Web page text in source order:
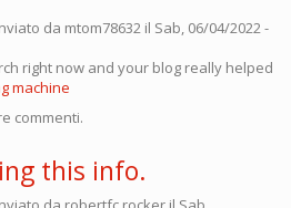
da mtom78632 il Sab, 06/04/2022 -
right now and your blog really helped
machine
commenti.
this info.